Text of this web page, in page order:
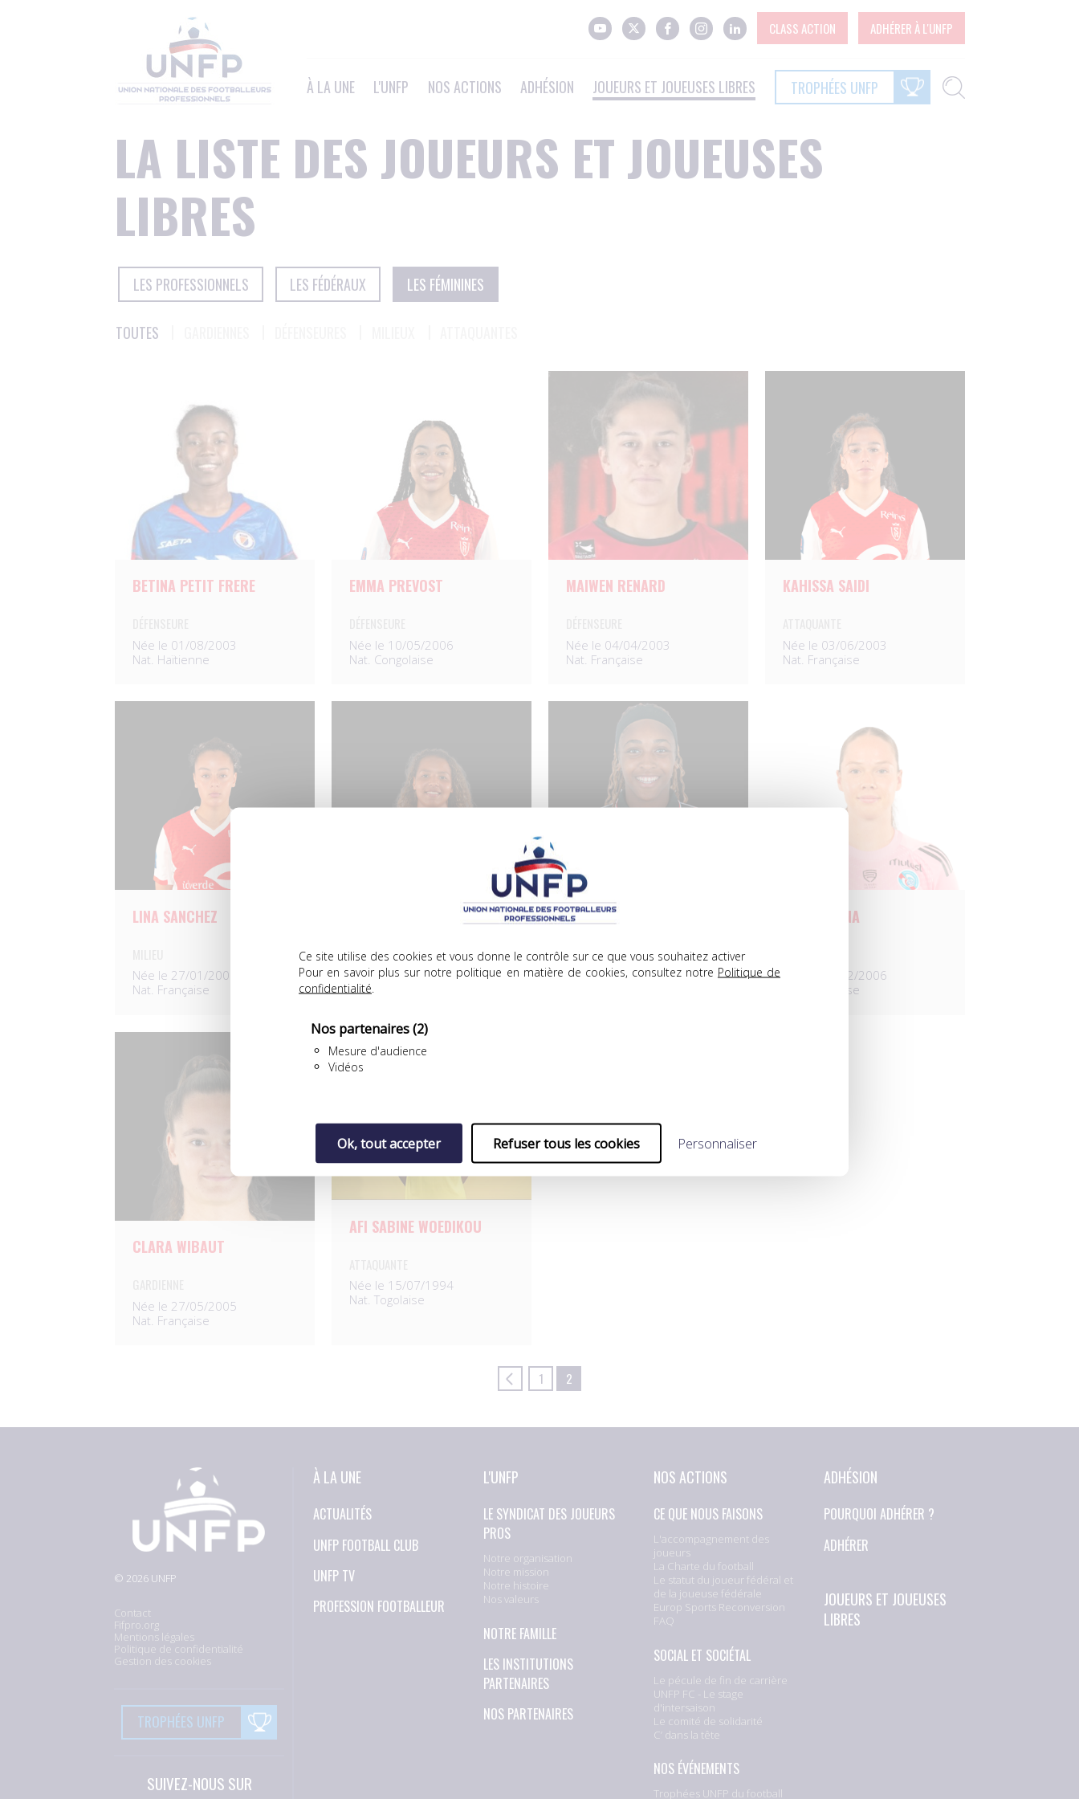
Ce site utilise des cookies et vous donne le contrôle sur ce que vous souhaitez activer
Pour en savoir plus sur notre politique en matière de cookies, consultez notre Politique de
confidentialité
Nos partenaires(2)
Mesure d'audience
Vidéos
Ok, tout accepter Refuser tous les cookies Personnaliser
CLASS ACTION ADHÉRER À L'UNFP
À LA UNE L'UNFP NOS ACTIONS ADHÉSION JOUEURS ET JOUEUSES LIBRES TROPHÉES UNFP
LA LISTE DES JOUEURS ET JOUEUSES
LIBRES
LES PROFESSIONNELS LES FÉDÉRAUX LES FÉMININES
TOUTES
BETINA PETIT FRERE
Née le 01/08/2003
Nat. Haïtienne
EMMA PREVOST
Née le 10/05/2006
Nat. Congolaise
MAIWEN RENARD
Née le 04/04/2003
Nat. Française
KAHISSA SAIDI
Née le 03/06/2003
Nat. Française
LINA SANCHEZ
Née le 27/01/2006
Nat. Française
ATTAQUANTE
Née le 24/01/2005
Nat. Française • Algérienne
ANASTASIA SOULAC
ATTAQUANTE
Née le 25/11/2003
ELLIE TAIANA
Née le 16/12/2006
Nat. Française
CLARA WIBAUT
Née le 27/05/2005
Nat. Française
AFI SABINE WOEDIKOU
Née le 15/07/1994
Nat. Togolaise
1 2
© 2026 UNFP
Contact
Fifpro.org
Mentions légales
Politique de confidentialité
Gestion des cookies
TROPHÉES UNFP
SUIVEZ-NOUS SUR
À LA UNE
ACTUALITÉS
UNFP FOOTBALL CLUB
UNFP TV
PROFESSION FOOTBALLEUR
L'UNFP
LE SYNDICAT DES JOUEURS
PROS
Notre organisation
Notre mission
Notre histoire
Nos valeurs
NOTRE FAMILLE
LES INSTITUTIONS
PARTENAIRES
NOS PARTENAIRES
NOS ACTIONS
CE QUE NOUS FAISONS
L'accompagnement des
joueurs
La Charte du football
Le statut du joueur fédéral et
de la joueuse fédérale
Europ Sports Reconversion
FAQ
SOCIAL ET SOCIÉTAL
Le pécule de fin de carrière
UNFP FC - Le stage
d'intersaison
Le comité de solidarité
C’ dans la tête
NOS ÉVÉNEMENTS
Trophées UNFP du football
ADHÉSION
POURQUOI ADHÉRER ?
ADHÉRER
JOUEURS ET JOUEUSES
LIBRES